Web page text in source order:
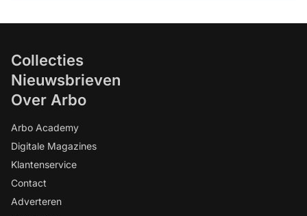
Collecties
Nieuwsbrieven
Over Arbo
Arbo Academy
Digitale Magazines
Klantenservice
Contact
Adverteren